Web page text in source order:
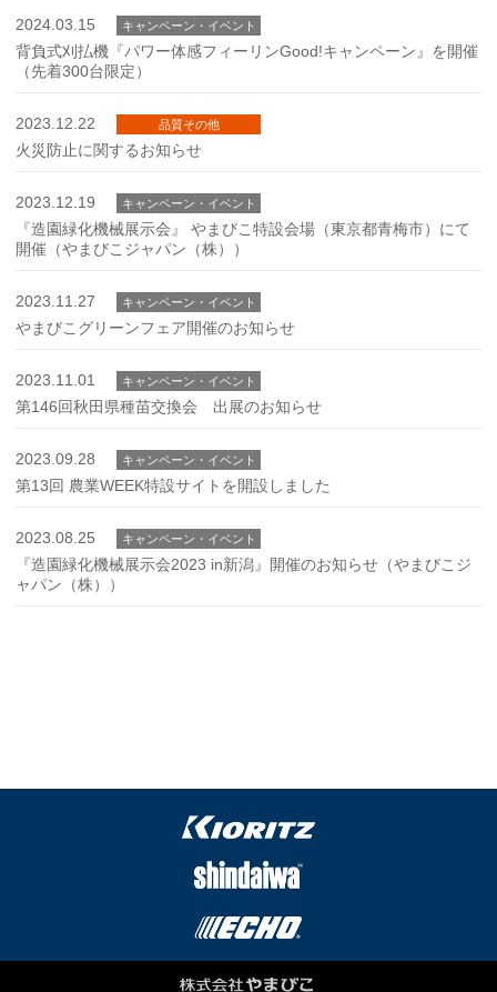
2024.03.15 キャンペーン・イベント
背負式刈払機『パワー体感フィーリンGood!キャンペーン』を開催
（先着300台限定）
2023.12.22 品質その他
火災防止に関するお知らせ
2023.12.19 キャンペーン・イベント
『造園緑化機械展示会』 やまびこ特設会場（東京都青梅市）にて
開催（やまびこジャパン（株））
2023.11.27 キャンペーン・イベント
やまびこグリーンフェア開催のお知らせ
2023.11.01 キャンペーン・イベント
第146回秋田県種苗交換会 出展のお知らせ
2023.09.28 キャンペーン・イベント
第13回 農業WEEK特設サイトを開設しました
2023.08.25 キャンペーン・イベント
『造園緑化機械展示会2023 in新潟』開催のお知らせ（やまびこジ
ャパン（株））